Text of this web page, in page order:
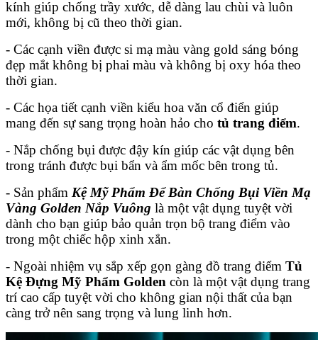
kính giúp chống trầy xước, dễ dàng lau chùi và luôn
mới, không bị cũ theo thời gian.
- Các cạnh viền được si mạ màu vàng gold sáng bóng
đẹp mắt không bị phai màu và không bị oxy hóa theo
thời gian.
- Các họa tiết cạnh viền kiểu hoa văn cổ điển giúp
mang đến sự sang trọng hoàn hảo cho tủ trang điểm.
- Nắp chống bụi được đậy kín giúp các vật dụng bên
trong tránh được bụi bẩn và ẩm mốc bên trong tủ.
- Sản phẩm Kệ Mỹ Phẩm Để Bàn Chống Bụi Viền Mạ
Vàng Golden Nắp Vuông là một vật dụng tuyệt vời
dành cho bạn giúp bảo quản trọn bộ trang điểm vào
trong một chiếc hộp xinh xắn.
- Ngoài nhiệm vụ sắp xếp gọn gàng đồ trang điểm Tủ
Kệ Đựng Mỹ Phẩm Golden còn là một vật dụng trang
trí cao cấp tuyệt vời cho không gian nội thất của bạn
càng trở nên sang trọng và lung linh hơn.